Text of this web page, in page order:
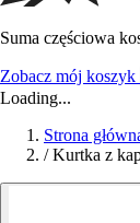
Suma częściowa
Zobacz mój koszyk
Loading...
Strona
/ Kurtka z